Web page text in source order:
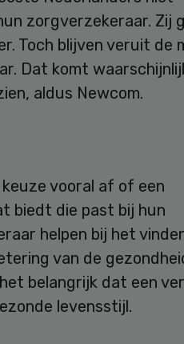
zorgverzekeraar. Zij
Toch blijven veruit de
Dat komt
aldus Newcom.
vooral af of een
biedt die past bij hun
helpen bij het
van de
belangrijk dat een
levensstijl.